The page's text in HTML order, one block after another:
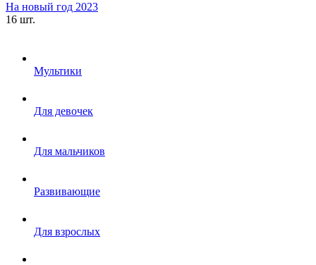
На новый год 2023
16 шт.
Мультики
Для девочек
Для мальчиков
Развивающие
Для взрослых